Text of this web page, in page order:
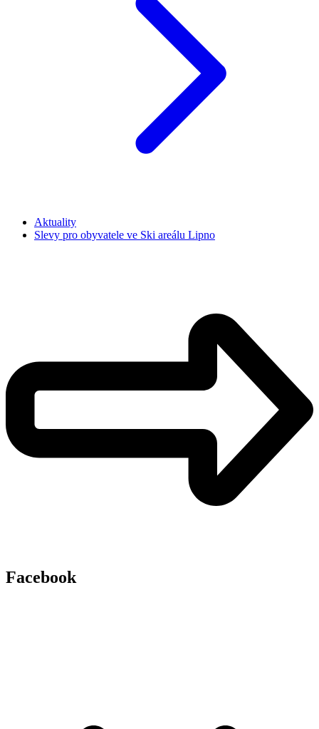
Aktuality
Slevy pro obyvatele ve Ski areálu Lipno
Facebook